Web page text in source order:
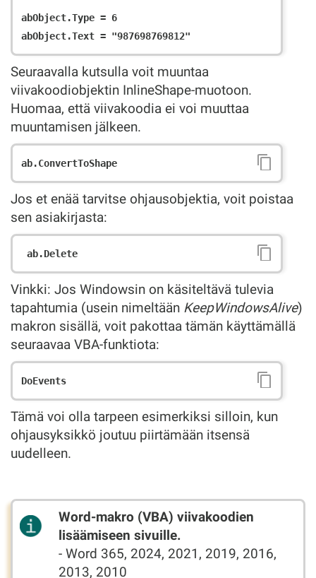
abObject.Type = 6
Seuraavalla kutsulla voit muuntaa
viivakoodiobjektin InlineShape-muotoon.
Huomaa, että viivakoodia ei voi muuttaa
muuntamisen jälkeen.
Jos et enää tarvitse ohjausobjektia, voit poistaa
sen asiakirjasta:
Vinkki: Jos Windowsin on käsiteltävä tulevia
tapahtumia (usein nimeltään KeepWindowsAlive)
makron sisällä, voit pakottaa tämän käyttämällä
seuraavaa VBA-funktiota:
Tämä voi olla tarpeen esimerkiksi silloin, kun
ohjausyksikkö joutuu piirtämään itsensä
uudelleen.
Word-makro (VBA) viivakoodien
lisäämiseen sivuille.
- Word 365, 2024, 2021, 2019, 2016,
2013, 2010